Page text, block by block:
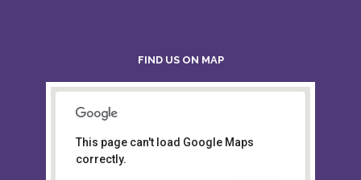
FIND US ON MAP
Board of Intermediate &
Secondary Education, Alampur,
This page can't load Google Maps
correctly.